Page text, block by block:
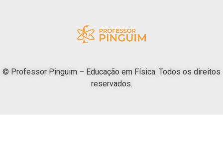
© Professor Pinguim – Educação em Física. Todos os direitos
reservados.